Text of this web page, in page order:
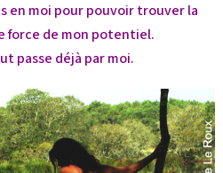
en moi pour pouvoir trouver la
force de mon potentiel.
passe déjà par moi.